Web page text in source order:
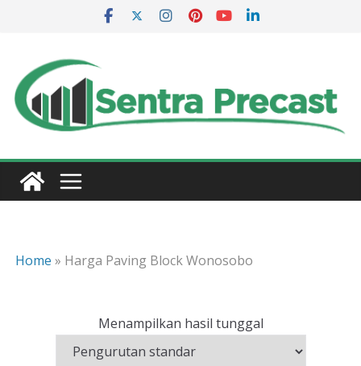
Home » Harga Paving Block Wonosobo
Menampilkan hasil tunggal